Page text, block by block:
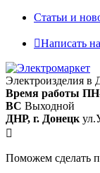
Статьи и
Написать
Электроизделия
Время работы
ВС Выходной
ДНР, г. Донецк
Поможем сделать